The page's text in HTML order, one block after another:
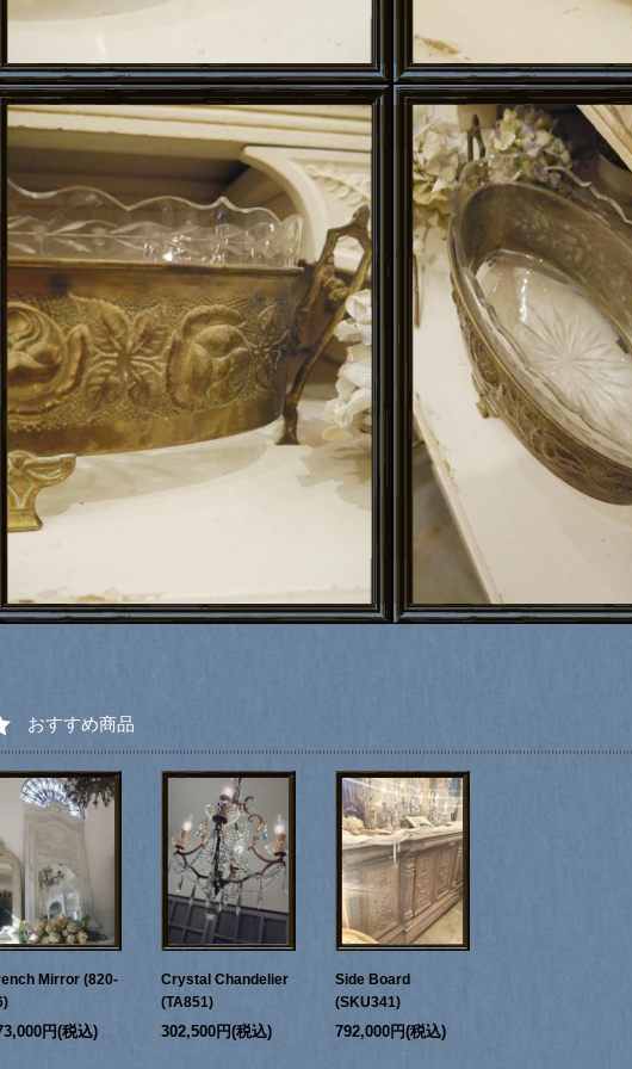
おすすめ商品
Mirror (820-
円(税込)
Crystal Chandelier
(TA851)
302,500円(税込)
Side Board
(SKU341)
792,000円(税込)